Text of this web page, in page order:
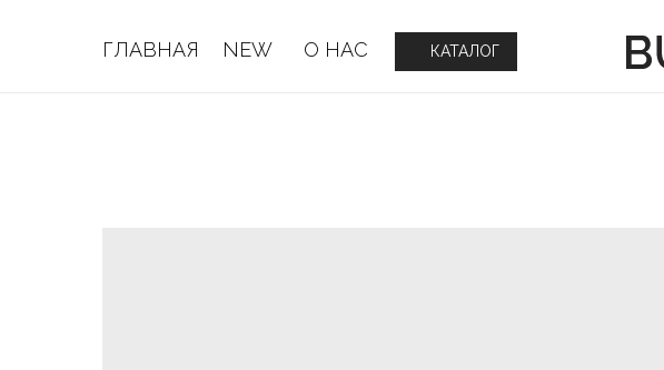
NEW О НАС
ГЛАВНАЯ КАТАЛОГ
NEW О НАС
ГЛАВНАЯ КАТАЛОГ